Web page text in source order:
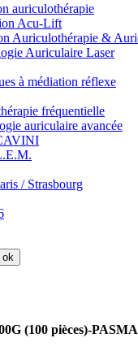
auriculothérapie
Acu-Lift
Auriculothérapie &
Auriculaire Laser
à médiation réflexe
fréquentielle
auriculaire avancée
/ Strasbourg
ok
(100 pièces)-